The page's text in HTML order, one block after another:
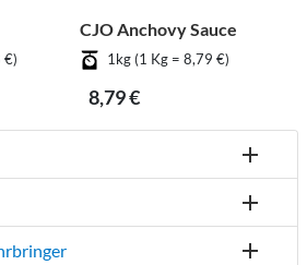
€)
CJO Anchovy Sauce
1kg (1 Kg = 8,79 €)
8,79 €